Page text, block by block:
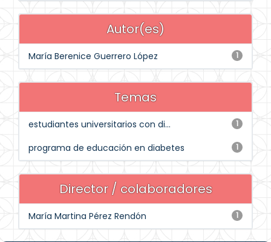
Autor(es)
1
María Berenice Guerrero López
Temas
1
estudiantes universitarios con di...
1
programa de educación en diabetes
Director / colaboradores
1
María Martina Pérez Rendón